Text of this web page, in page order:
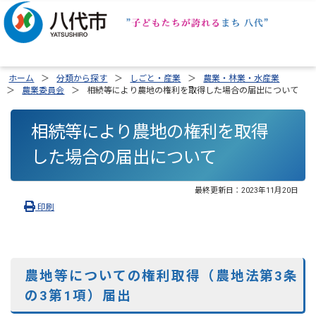
ホーム 分類から探す しごと・産業
農業・林業・水産業
農業委員会
相続等により農地の権利を取得した場合の届出について
相続等により農地の権利を取得
した場合の届出について
最終更新日： 2023年11月20日
印刷
農地等についての権利取得（農地法第3条
の3第1項）届出